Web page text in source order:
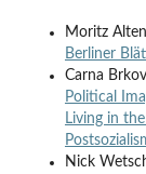
Moritz
Berliner
Carna
Political
Living in
Nick